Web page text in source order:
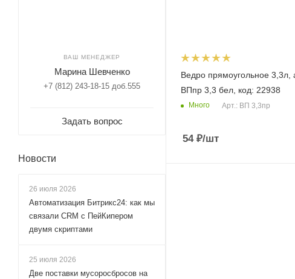
Ведро прямоугольное 3,3л,
ВПпр 3,3 бел, код: 22938
Много Арт.: ВП 3,3пр
54₽/шт
ВАШ МЕНЕДЖЕР
Марина Шевченко
+7 (812) 243-18-15 доб.555
Задать вопрос
Новости
26 июля 2026
Автоматизация Битрикс24: как мы
связали CRM с ПейКипером
двумя скриптами
25 июля 2026
Две поставки мусоросбросов на